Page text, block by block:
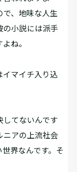
、地味な人生
の小説には派手
ね。
マイチ入り込
てないんです
ニアの上流社会
界なんです。そ